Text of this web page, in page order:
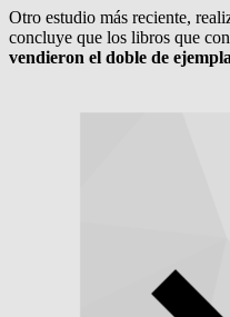
Otro estudio más reciente,
concluye que los libros que
vendieron el doble de